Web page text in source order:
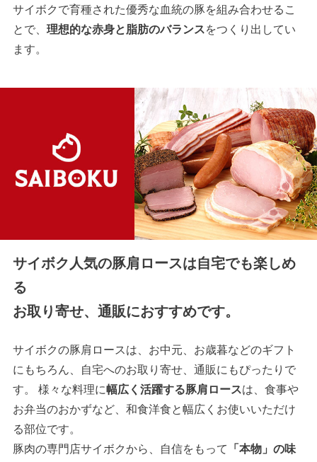
サイボクで育種された優秀な血統の豚を組み合わせるこ
とで、 理想的な赤身と脂肪のバランスをつくり出してい
ます。
サイボク人気の豚肩ロースは自宅でも楽しめ
る
お取り寄せ、通販におすすめです。
サイボクの豚肩ロースは、お中元、お歳暮などのギフト
にもちろん、自宅へのお取り寄せ、通販にもぴったりで
す。 様々な料理に幅広く活躍する豚肩ロースは、食事や
お弁当のおかずなど、和食洋食と幅広くお使いいただけ
る部位です。
豚肉の専門店サイボクから、自信をもって
「本物」の味